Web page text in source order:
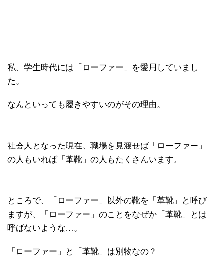
私、学生時代には「ローファー」を愛用していまし
た。
なんといっても履きやすいのがその理由。
社会人となった現在、職場を見渡せば「ローファー」
の人もいれば「革靴」の人もたくさんいます。
ところで、「ローファー」以外の靴を「革靴」と呼び
ますが、「ローファー」のことをなぜか「革靴」とは
呼ばないような…。
「ローファー」と「革靴」は別物なの？